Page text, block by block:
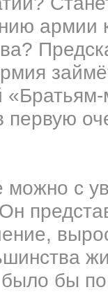
армии
с
бы